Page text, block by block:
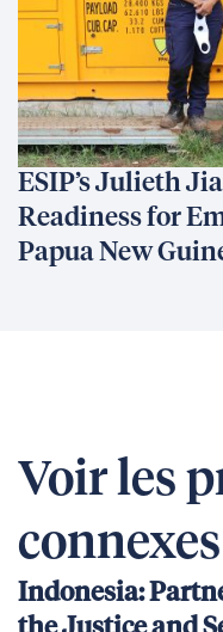
ESIP’s Julieth
Readiness for
Papua New
Voir les
connexes
Indonesia: